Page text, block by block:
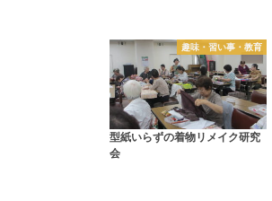
趣味・習い事・教育
型紙いらずの着物リメイク研究
会